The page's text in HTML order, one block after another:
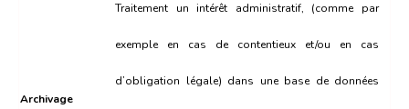
Archivage
Traitement un intérêt administratif, (comme par
exemple en cas de contentieux et/ou en cas
d’obligation légale) dans une base de données